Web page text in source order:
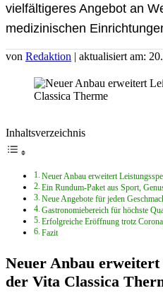
vielfältigeres Angebot an
medizinischen
von Redaktion | aktualisiert am:
Inhaltsverzeichnis
Neuer Anbau erweitert
Ein Rundum-Paket aus Sport,
Neue Angebote für jeden
Gastronomiebereich für höchste
Erfolgreiche Eröffnung trotz
Fazit
Neuer Anbau
der Vita Classica